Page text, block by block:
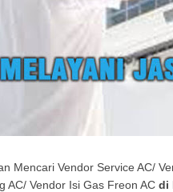
Mencari Vendor Service AC/
AC/ Vendor Isi Gas Freon AC di